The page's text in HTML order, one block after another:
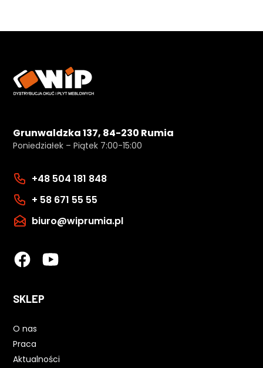
Grunwaldzka 137, 84-230 Rumia
Poniedziałek – Piątek 7:00-15:00
+48 504 181 848
+ 58 671 55 55
biuro@wiprumia.pl
SKLEP
O nas
Praca
Aktualności